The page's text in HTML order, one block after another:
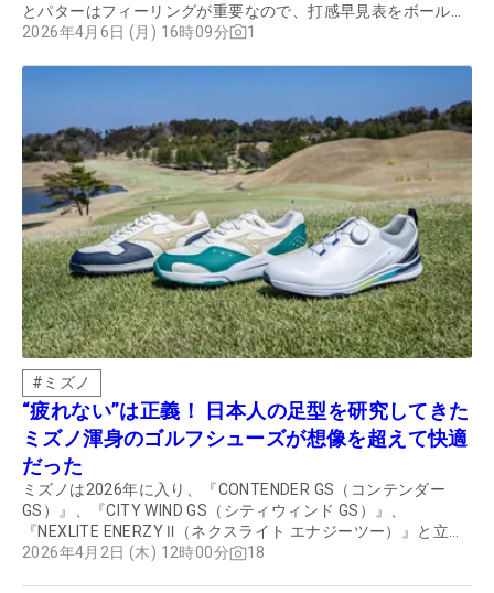
とパターはフィーリングが重要なので、打感早見表をボール選
びの参考にしよう。
2026年4月6日 (月) 16時09分 1
# ミズノ
“疲れない”は正義！ 日本人の足型を研究してきた
ミズノ渾身のゴルフシューズが想像を超えて快適
だった
ミズノは2026年に入り、『CONTENDER GS（コンテンダー
GS）』、『CITY WIND GS（シティウィンド GS）』、
『NEXLITE ENERZY Ⅱ（ネクスライト エナジーツー）』と立て
続けに新作ゴルフシューズをリリースした。コースで新作ゴル
2026年4月2日 (木) 12時00分 18